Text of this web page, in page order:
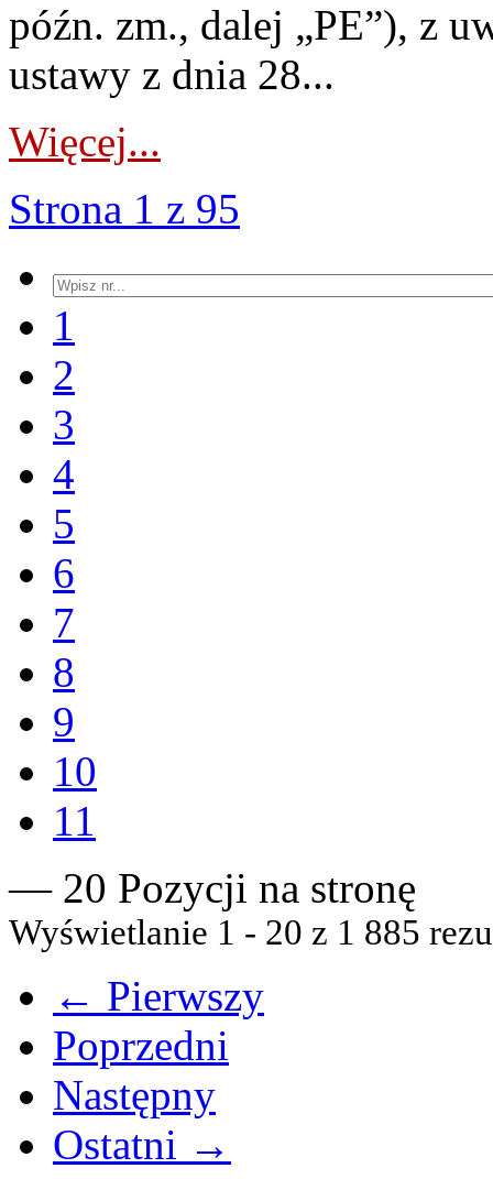
późn. zm., dalej „PE”), z
ustawy z dnia 28...
Więcej...
Strona 1 z 95
1
2
3
4
5
6
7
8
9
10
11
— 20 Pozycji na stronę
Wyświetlanie 1 - 20 z 1 885
← Pierwszy
Poprzedni
Następny
Ostatni →